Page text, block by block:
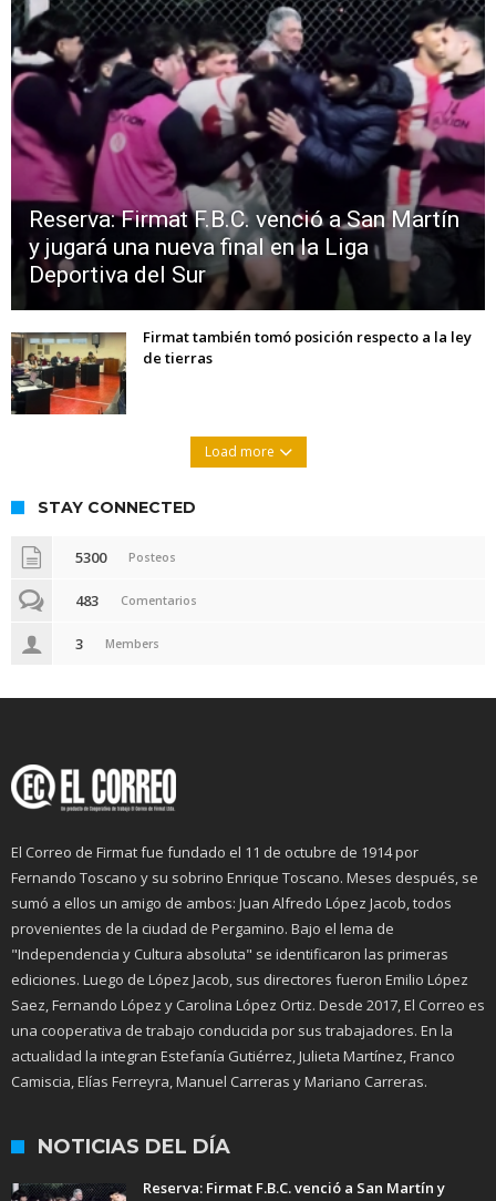
Reserva: Firmat F.B.C. venció a San Martín
y jugará una nueva final en la Liga
Deportiva del Sur
Firmat también tomó posición respecto a la ley
de tierras
Load more
STAY CONNECTED
5300 Posteos
483 Comentarios
3 Members
El Correo de Firmat fue fundado el 11 de octubre de 1914 por
Fernando Toscano y su sobrino Enrique Toscano. Meses después, se
sumó a ellos un amigo de ambos: Juan Alfredo López Jacob, todos
provenientes de la ciudad de Pergamino. Bajo el lema de
"Independencia y Cultura absoluta" se identificaron las primeras
ediciones. Luego de López Jacob, sus directores fueron Emilio López
Saez, Fernando López y Carolina López Ortiz. Desde 2017, El Correo es
una cooperativa de trabajo conducida por sus trabajadores. En la
actualidad la integran Estefanía Gutiérrez, Julieta Martínez, Franco
Camiscia, Elías Ferreyra, Manuel Carreras y Mariano Carreras.
NOTICIAS DEL DÍA
Reserva: Firmat F.B.C. venció a San Martín y